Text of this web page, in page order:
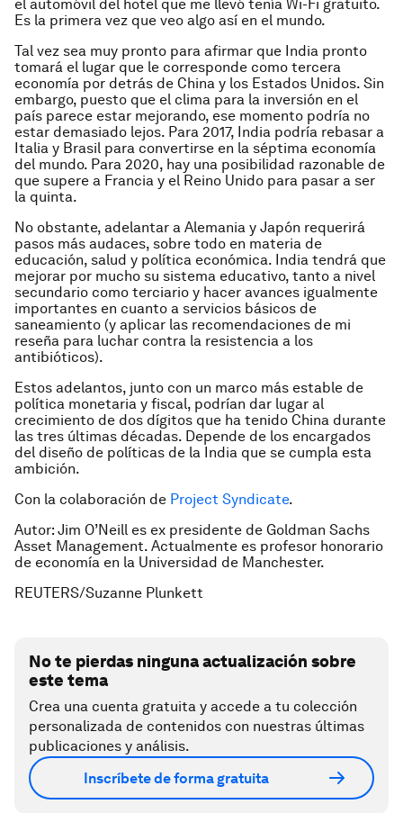
el automóvil del hotel que me llevó tenía Wi-Fi gratuito.
Es la primera vez que veo algo así en el mundo.
Tal vez sea muy pronto para afirmar que India pronto
tomará el lugar que le corresponde como tercera
economía por detrás de China y los Estados Unidos. Sin
embargo, puesto que el clima para la inversión en el
país parece estar mejorando, ese momento podría no
estar demasiado lejos. Para 2017, India podría rebasar a
Italia y Brasil para convertirse en la séptima economía
del mundo. Para 2020, hay una posibilidad razonable de
que supere a Francia y el Reino Unido para pasar a ser
la quinta.
No obstante, adelantar a Alemania y Japón requerirá
pasos más audaces, sobre todo en materia de
educación, salud y política económica. India tendrá que
mejorar por mucho su sistema educativo, tanto a nivel
secundario como terciario y hacer avances igualmente
importantes en cuanto a servicios básicos de
saneamiento (y aplicar las recomendaciones de mi
reseña para luchar contra la resistencia a los
antibióticos).
Estos adelantos, junto con un marco más estable de
política monetaria y fiscal, podrían dar lugar al
crecimiento de dos dígitos que ha tenido China durante
las tres últimas décadas. Depende de los encargados
del diseño de políticas de la India que se cumpla esta
ambición.
Con la colaboración de Project Syndicate.
Autor: Jim O’Neill es ex presidente de Goldman Sachs
Asset Management. Actualmente es profesor honorario
de economía en la Universidad de Manchester.
REUTERS/Suzanne Plunkett
No te pierdas ninguna actualización sobre
este tema
Crea una cuenta gratuita y accede a tu colección
personalizada de contenidos con nuestras últimas
publicaciones y análisis.
Inscríbete de forma gratuita